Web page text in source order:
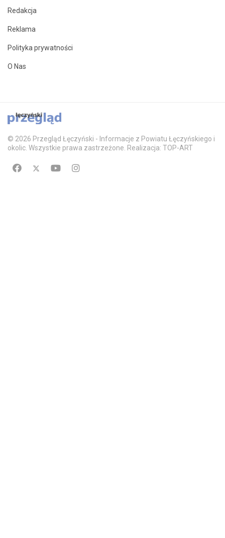
Redakcja
Reklama
Polityka prywatności
O Nas
© 2026 Przegląd Łęczyński - Informacje z Powiatu Łęczyńskiego i
okolic. Wszystkie prawa zastrzeżone. Realizacja: TOP-ART